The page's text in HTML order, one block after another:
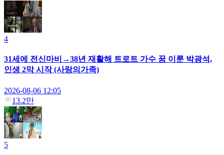
4
31세에 전신마비→38년 재활해 트로트 가수 꿈 이룬 박광석,
인생 2막 시작 (사랑의가족)
2026-08-06 12:05
13.2만
5